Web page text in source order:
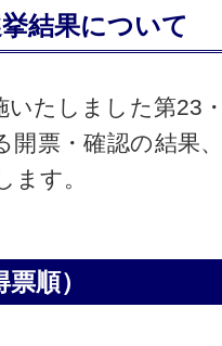
結果について
いたしました第23
開票・確認の結果
ます。
順）